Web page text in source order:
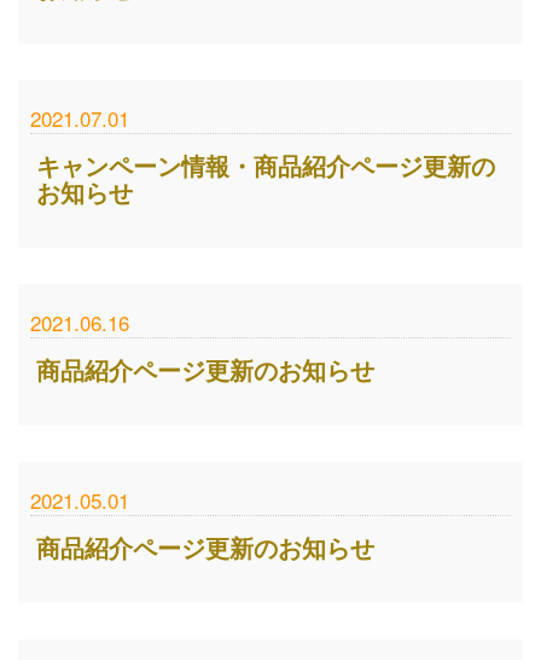
2021.07.01
キャンペーン情報・商品紹介ページ更新の
お知らせ
2021.06.16
商品紹介ページ更新のお知らせ
2021.05.01
商品紹介ページ更新のお知らせ